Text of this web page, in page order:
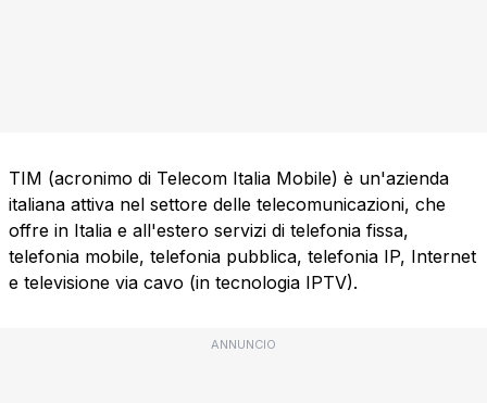
TIM (acronimo di Telecom Italia Mobile) è un'azienda
italiana attiva nel settore delle telecomunicazioni, che
offre in Italia e all'estero servizi di telefonia fissa,
telefonia mobile, telefonia pubblica, telefonia IP, Internet
e televisione via cavo (in tecnologia IPTV).
ANNUNCIO